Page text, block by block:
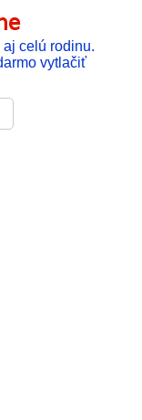
celú rodinu.
vytlačiť